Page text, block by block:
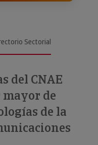
Sectorial
del CNAE
mayor de
de la